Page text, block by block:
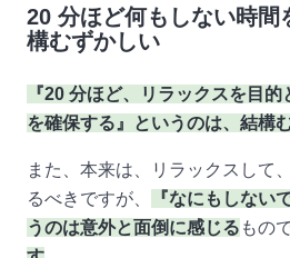
20 分ほど何もしない時間
構むずかしい
『20 分ほど、リラックスを目
を確保する』というのは、結構
また、本来は、リラックスして
るべきですが、
『なにもしない
うのは意外と面倒に感じる もの